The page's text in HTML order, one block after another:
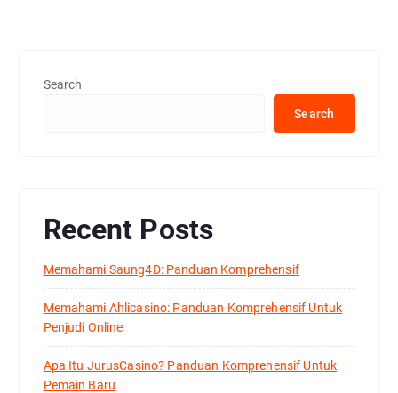
Search
Search
Recent Posts
Memahami Saung4D: Panduan Komprehensif
Memahami Ahlicasino: Panduan Komprehensif Untuk
Penjudi Online
Apa Itu JurusCasino? Panduan Komprehensif Untuk
Pemain Baru